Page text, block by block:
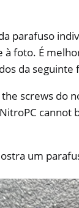
NitroTablet
parafuso
à foto. É
da seguinte
screws do
cannot
um